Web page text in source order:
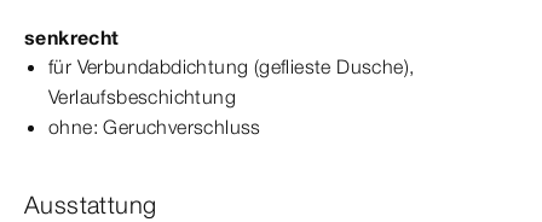
senkrecht
für Verbundabdichtung (geflieste Dusche),
Verlaufsbeschichtung
ohne: Geruchverschluss
Ausstattung